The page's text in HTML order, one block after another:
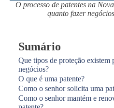
O processo de patentes na
quanto fazer
Sumário
Que tipos de proteção existem
negócios?
O que é uma patente?
Como o senhor solicita uma
Como o senhor mantém e